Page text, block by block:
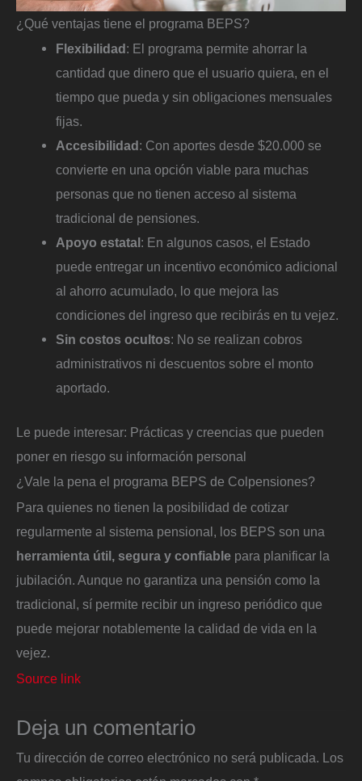
¿Qué ventajas tiene el programa BEPS?
Flexibilidad: El programa permite ahorrar la
cantidad que dinero que el usuario quiera, en el
tiempo que pueda y sin obligaciones mensuales
fijas.
Accesibilidad: Con aportes desde $20.000 se
convierte en una opción viable para muchas
personas que no tienen acceso al sistema
tradicional de pensiones.
Apoyo estatal: En algunos casos, el Estado
puede entregar un incentivo económico adicional
al ahorro acumulado, lo que mejora las
condiciones del ingreso que recibirás en tu vejez.
Sin costos ocultos: No se realizan cobros
administrativos ni descuentos sobre el monto
aportado.
Le puede interesar: Prácticas y creencias que pueden
poner en riesgo su información personal
¿Vale la pena el programa BEPS de Colpensiones?
Para quienes no tienen la posibilidad de cotizar
regularmente al sistema pensional, los BEPS son una
herramienta útil, segura y confiable para planificar la
jubilación. Aunque no garantiza una pensión como la
tradicional, sí permite recibir un ingreso periódico que
puede mejorar notablemente la calidad de vida en la
vejez.
Source link
Deja un comentario
Tu dirección de correo electrónico no será publicada. Los